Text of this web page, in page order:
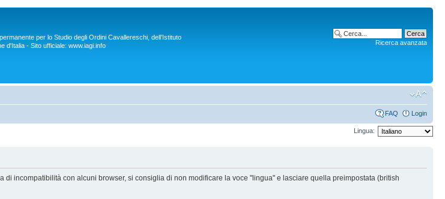
per lo Studio degli Ordini Cavallereschi, dell’Istituto
d'Italia - Sito ufficiale: www.iagi.info
Ricerca avanzata
FAQ Login
Lingua:
di incompatibilità con alcuni browser, si consiglia di non modificare la voce "lingua" e lasciare quella preimpostata (british